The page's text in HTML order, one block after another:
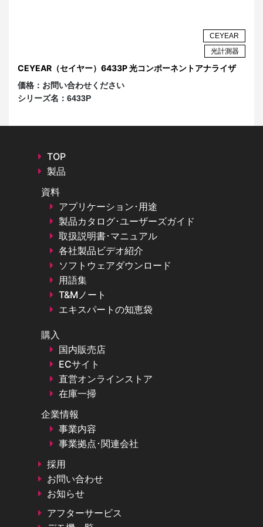
CEYEAR
光計測器
CEYEAR（セイヤー）6433P 光コンポーネントアナライザ
価格： お問い合わせください
シリーズ名： 6433P
TOP
製品
資料
アプリケーション･用途
製品カタログ･ユーザーズガイド
取扱説明書･マニュアル
各社製品ビデオ紹介
ソフトウェアダウンロード
用語集
T&Mノート
エキスパートの知恵袋
購入
国内販売店
ECサイト
直営オンラインストア
在庫一掃
企業情報
事業内容
事業拠点･関連会社
採用
お問い合わせ
お知らせ
アフターサービス